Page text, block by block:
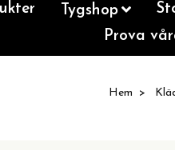
Tygshop
Prova
Hem